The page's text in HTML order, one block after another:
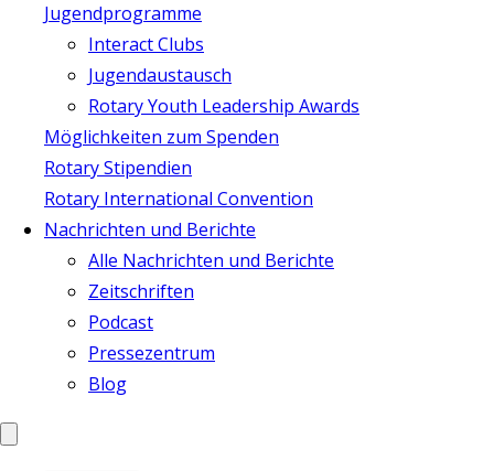
Jugendprogramme
Interact Clubs
Jugendaustausch
Rotary Youth Leadership Awards
Möglichkeiten zum Spenden
Rotary Stipendien
Rotary International Convention
Nachrichten und Berichte
Alle Nachrichten und Berichte
Zeitschriften
Podcast
Pressezentrum
Blog